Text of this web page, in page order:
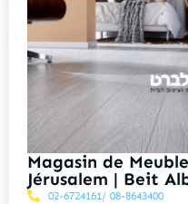
Magasin de
Jérusalem | Beit
02-6724161/ 08-8643400